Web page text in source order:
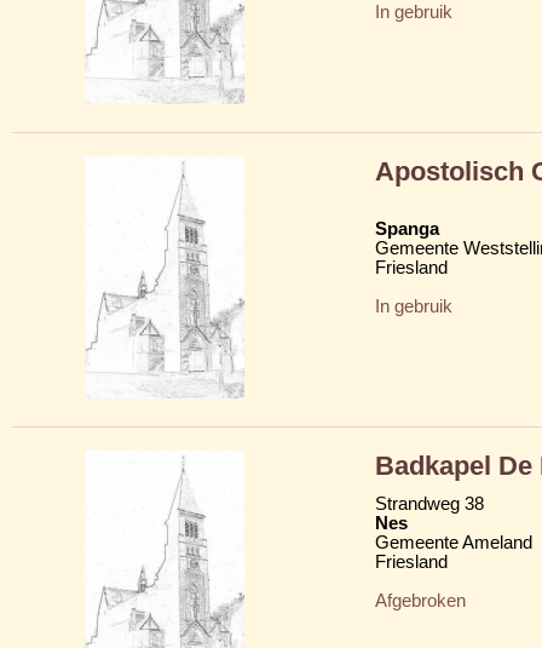
In gebruik
Apostolisch
Spanga
Gemeente
Friesland
In gebruik
Badkapel De
Strandweg 38
Nes
Gemeente Ameland
Friesland
Afgebroken